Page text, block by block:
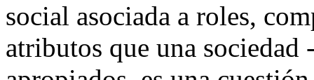
social asociada a roles,
atributos que una